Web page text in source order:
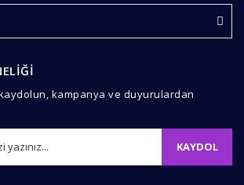
sitelerden daha pahalı.
kampanya ve duyurulardan
KAYDOL